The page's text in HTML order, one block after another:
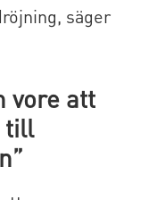
säger
vore att
till